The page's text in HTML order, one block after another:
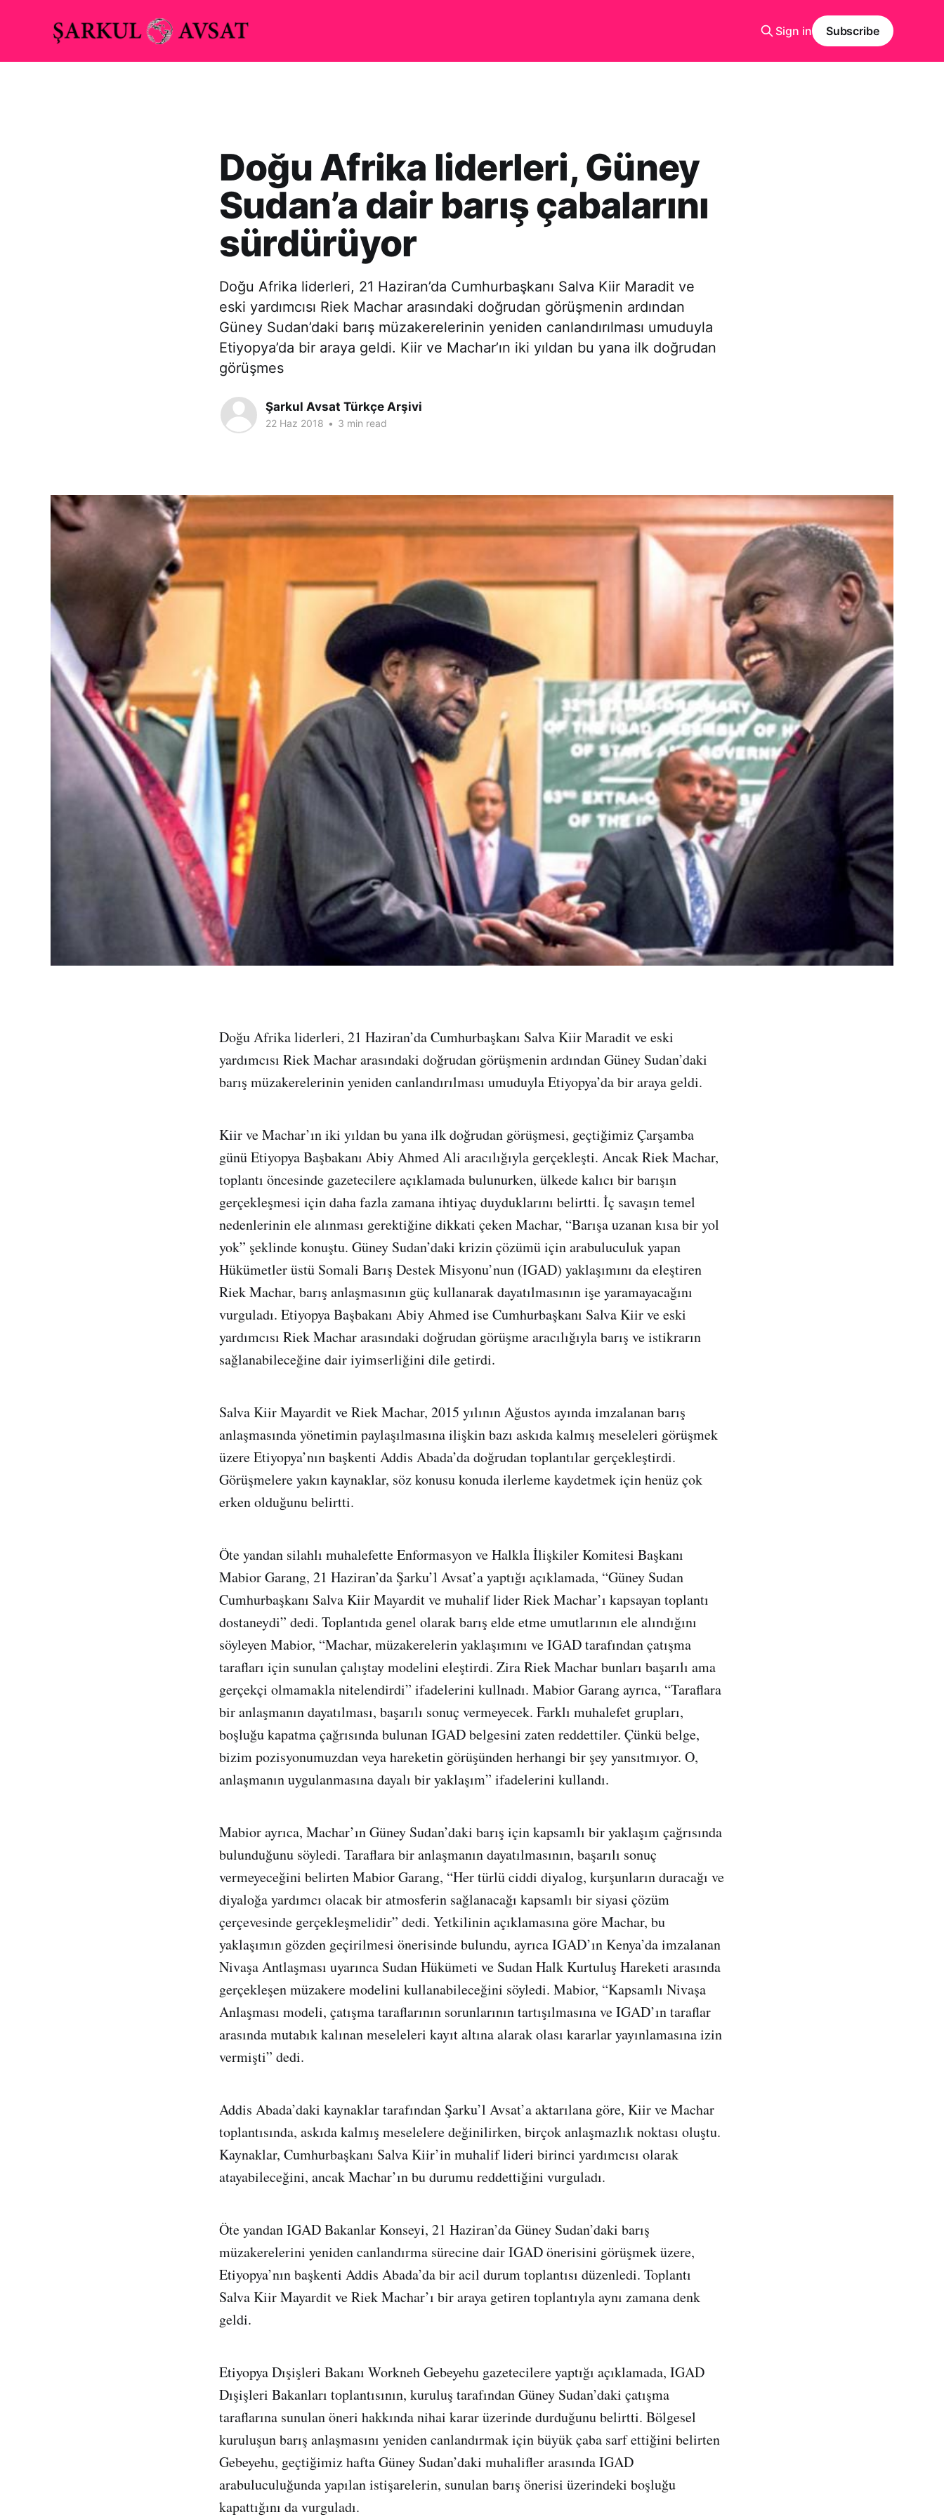
Sign in Subscribe
Doğu Afrika liderleri, Güney
Sudan’a dair barış çabalarını
sürdürüyor
Doğu Afrika liderleri, 21 Haziran’da Cumhurbaşkanı Salva Kiir Maradit ve
eski yardımcısı Riek Machar arasındaki doğrudan görüşmenin ardından
Güney Sudan’daki barış müzakerelerinin yeniden canlandırılması umuduyla
Etiyopya’da bir araya geldi. Kiir ve Machar’ın iki yıldan bu yana ilk doğrudan
görüşmes
Şarkul Avsat Türkçe Arşivi
22 Haz 2018 • 3 min read
Doğu Afrika liderleri, 21 Haziran’da Cumhurbaşkanı Salva Kiir Maradit ve eski
yardımcısı Riek Machar arasındaki doğrudan görüşmenin ardından Güney Sudan’daki
barış müzakerelerinin yeniden canlandırılması umuduyla Etiyopya’da bir araya geldi.
Kiir ve Machar’ın iki yıldan bu yana ilk doğrudan görüşmesi, geçtiğimiz Çarşamba
günü Etiyopya Başbakanı Abiy Ahmed Ali aracılığıyla gerçekleşti. Ancak Riek Machar,
toplantı öncesinde gazetecilere açıklamada bulunurken, ülkede kalıcı bir barışın
gerçekleşmesi için daha fazla zamana ihtiyaç duyduklarını belirtti. İç savaşın temel
nedenlerinin ele alınması gerektiğine dikkati çeken Machar, “Barışa uzanan kısa bir yol
yok” şeklinde konuştu. Güney Sudan’daki krizin çözümü için arabuluculuk yapan
Hükümetler üstü Somali Barış Destek Misyonu’nun (IGAD) yaklaşımını da eleştiren
Riek Machar, barış anlaşmasının güç kullanarak dayatılmasının işe yaramayacağını
vurguladı. Etiyopya Başbakanı Abiy Ahmed ise Cumhurbaşkanı Salva Kiir ve eski
yardımcısı Riek Machar arasındaki doğrudan görüşme aracılığıyla barış ve istikrarın
sağlanabileceğine dair iyimserliğini dile getirdi.
Salva Kiir Mayardit ve Riek Machar, 2015 yılının Ağustos ayında imzalanan barış
anlaşmasında yönetimin paylaşılmasına ilişkin bazı askıda kalmış meseleleri görüşmek
üzere Etiyopya’nın başkenti Addis Abada’da doğrudan toplantılar gerçekleştirdi.
Görüşmelere yakın kaynaklar, söz konusu konuda ilerleme kaydetmek için henüz çok
erken olduğunu belirtti.
Öte yandan silahlı muhalefette Enformasyon ve Halkla İlişkiler Komitesi Başkanı
Mabior Garang, 21 Haziran’da Şarku’l Avsat’a yaptığı açıklamada, “Güney Sudan
Cumhurbaşkanı Salva Kiir Mayardit ve muhalif lider Riek Machar’ı kapsayan toplantı
dostaneydi” dedi. Toplantıda genel olarak barış elde etme umutlarının ele alındığını
söyleyen Mabior, “Machar, müzakerelerin yaklaşımını ve IGAD tarafından çatışma
tarafları için sunulan çalıştay modelini eleştirdi. Zira Riek Machar bunları başarılı ama
gerçekçi olmamakla nitelendirdi” ifadelerini kullnadı. Mabior Garang ayrıca, “Taraflara
bir anlaşmanın dayatılması, başarılı sonuç vermeyecek. Farklı muhalefet grupları,
boşluğu kapatma çağrısında bulunan IGAD belgesini zaten reddettiler. Çünkü belge,
bizim pozisyonumuzdan veya hareketin görüşünden herhangi bir şey yansıtmıyor. O,
anlaşmanın uygulanmasına dayalı bir yaklaşım” ifadelerini kullandı.
Mabior ayrıca, Machar’ın Güney Sudan’daki barış için kapsamlı bir yaklaşım çağrısında
bulunduğunu söyledi. Taraflara bir anlaşmanın dayatılmasının, başarılı sonuç
vermeyeceğini belirten Mabior Garang, “Her türlü ciddi diyalog, kurşunların duracağı ve
diyaloğa yardımcı olacak bir atmosferin sağlanacağı kapsamlı bir siyasi çözüm
çerçevesinde gerçekleşmelidir” dedi. Yetkilinin açıklamasına göre Machar, bu
yaklaşımın gözden geçirilmesi önerisinde bulundu, ayrıca IGAD’ın Kenya’da imzalanan
Nivaşa Antlaşması uyarınca Sudan Hükümeti ve Sudan Halk Kurtuluş Hareketi arasında
gerçekleşen müzakere modelini kullanabileceğini söyledi. Mabior, “Kapsamlı Nivaşa
Anlaşması modeli, çatışma taraflarının sorunlarının tartışılmasına ve IGAD’ın taraflar
arasında mutabık kalınan meseleleri kayıt altına alarak olası kararlar yayınlamasına izin
vermişti” dedi.
Addis Abada’daki kaynaklar tarafından Şarku’l Avsat’a aktarılana göre, Kiir ve Machar
toplantısında, askıda kalmış meselelere değinilirken, birçok anlaşmazlık noktası oluştu.
Kaynaklar, Cumhurbaşkanı Salva Kiir’in muhalif lideri birinci yardımcısı olarak
atayabileceğini, ancak Machar’ın bu durumu reddettiğini vurguladı.
Öte yandan IGAD Bakanlar Konseyi, 21 Haziran’da Güney Sudan’daki barış
müzakerelerini yeniden canlandırma sürecine dair IGAD önerisini görüşmek üzere,
Etiyopya’nın başkenti Addis Abada’da bir acil durum toplantısı düzenledi. Toplantı
Salva Kiir Mayardit ve Riek Machar’ı bir araya getiren toplantıyla aynı zamana denk
geldi.
Etiyopya Dışişleri Bakanı Workneh Gebeyehu gazetecilere yaptığı açıklamada, IGAD
Dışişleri Bakanları toplantısının, kuruluş tarafından Güney Sudan’daki çatışma
taraflarına sunulan öneri hakkında nihai karar üzerinde durduğunu belirtti. Bölgesel
kuruluşun barış anlaşmasını yeniden canlandırmak için büyük çaba sarf ettiğini belirten
Gebeyehu, geçtiğimiz hafta Güney Sudan’daki muhalifler arasında IGAD
arabuluculuğunda yapılan istişarelerin, sunulan barış önerisi üzerindeki boşluğu
kapattığını da vurguladı.